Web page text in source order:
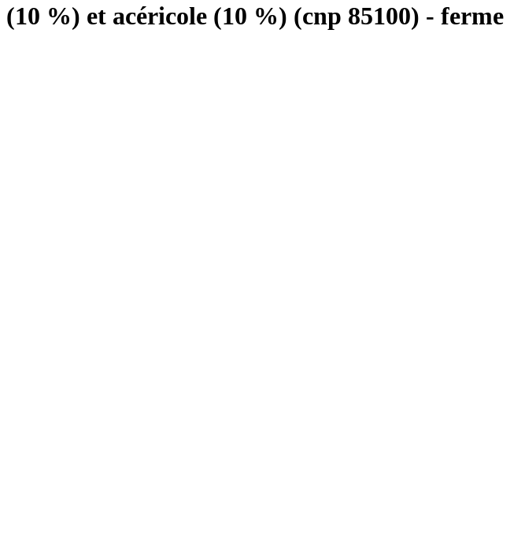
%) et acéricole (10 %) (cnp 85100) - ferme